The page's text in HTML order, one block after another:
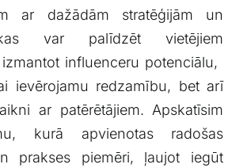
ar dažādām stratēģijām un
var ⁣palīdzēt vietējiem
influenceru potenciālu,
ievērojamu redzamību, bet arī
ar ‍patērētājiem. Apskatīsim
kurā apvienotas radošas
prakses piemēri,⁢ ļaujot⁤ iegūt​